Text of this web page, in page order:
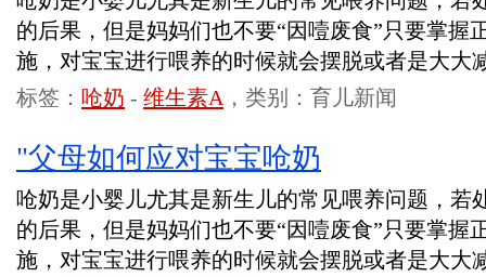
的后果，但是妈妈们也不要“因噎废食”只要掌握
施，对宝宝进行喂养的时候就会摆脱或者是大大
标签： 呛奶 - 维生素A ，类别：育儿新闻
"父母如何应对宝宝呛奶
呛奶是小婴儿尤其是新生儿的常见喂养问题，若
的后果，但是妈妈们也不要“因噎废食”只要掌握
施，对宝宝进行喂养的时候就会摆脱或者是大大